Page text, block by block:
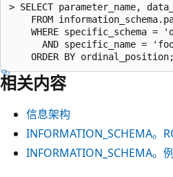
> SELECT parameter_name,
FROM
WHERE specific_schema =
AND specific_name =
相关内容
信息架构
INFORMATION_SCHEMA。
INFORMATION_SCHEMA。